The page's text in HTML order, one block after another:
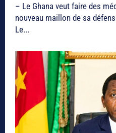
– Le Ghana veut faire des
nouveau maillon de sa
Le...